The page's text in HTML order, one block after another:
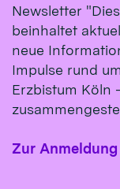
Newsletter
beinhaltet
neue
Impulse rund
Erzbistum Köln
Zur Anmeldung